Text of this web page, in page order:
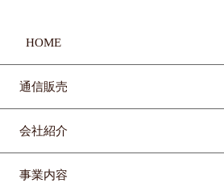
HOME
通信販売
会社紹介
事業内容